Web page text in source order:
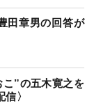
田章男の回答が
”の五木寛之を
〉